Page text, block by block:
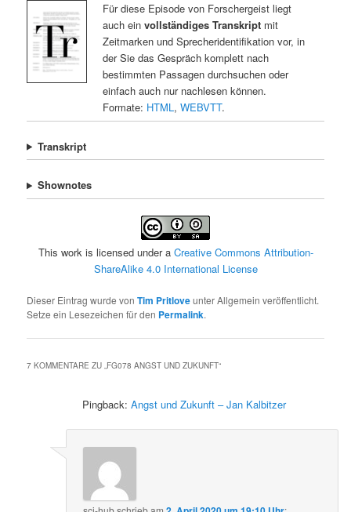
Für diese Episode von Forschergeist liegt
auch ein vollständiges Transkriptmit
Zeitmarken und Sprecheridentifikation vor, in
der Sie das Gespräch komplett nach
bestimmten Passagen durchsuchen oder
einfach auch nur nachlesen können.
Formate: HTML, WEBVTT.
Transkript
Shownotes
This work is licensed under a Creative Commons Attribution-
ShareAlike 4.0 International License
Dieser Eintrag wurde vonTim Pritloveunter Allgemein veröffentlicht.
Setze ein Lesezeichen für den Permalink.
7 KOMMENTARE ZU „FG078 ANGST UND ZUKUNFT“
Pingback:Angst und Zukunft – Jan Kalbitzer